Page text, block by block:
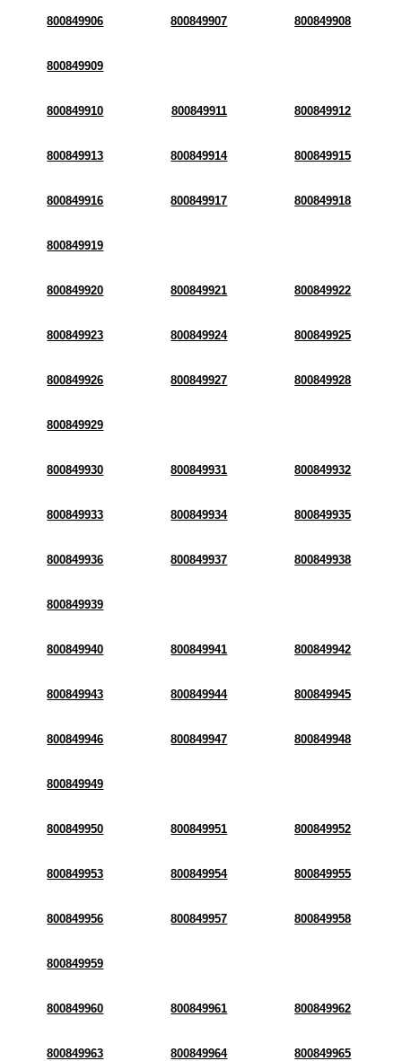
800849906 800849907 800849908
800849909
800849910 800849911 800849912
800849913 800849914 800849915
800849916 800849917 800849918
800849919
800849920 800849921 800849922
800849923 800849924 800849925
800849926 800849927 800849928
800849929
800849930 800849931 800849932
800849933 800849934 800849935
800849936 800849937 800849938
800849939
800849940 800849941 800849942
800849943 800849944 800849945
800849946 800849947 800849948
800849949
800849950 800849951 800849952
800849953 800849954 800849955
800849956 800849957 800849958
800849959
800849960 800849961 800849962
800849963 800849964 800849965